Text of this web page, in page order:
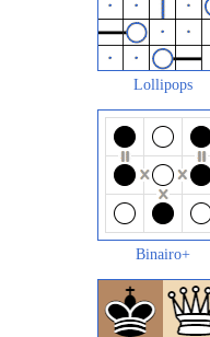
Lollipops
Binairo+